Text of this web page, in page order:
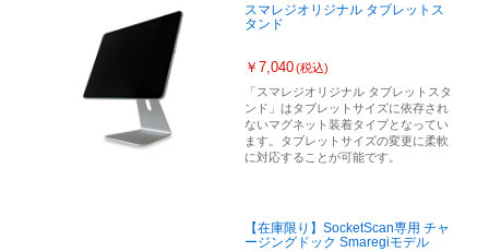
スマレジオリジナル タブレットス
タンド
￥7,040(税込)
「スマレジオリジナル タブレットスタ
ンド」はタブレットサイズに依存され
ないマグネット装着タイプとなってい
ます。タブレットサイズの変更に柔軟
に対応することが可能です。
【在庫限り】SocketScan専用 チャ
ージングドック Smaregiモデル